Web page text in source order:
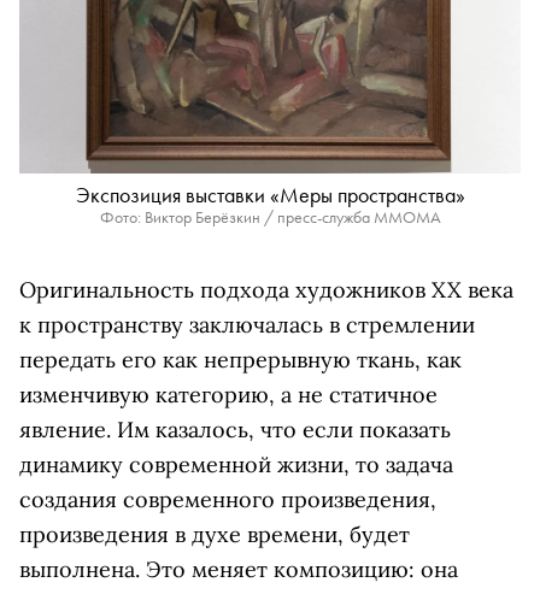
Экспозиция выставки «Меры пространства»
Фото: Виктор Берёзкин / пресс-служба ММОМА
Оригинальность подхода художников XX века
к пространству заключалась в стремлении
передать его как непрерывную ткань, как
изменчивую категорию, а не статичное
явление. Им казалось, что если показать
динамику современной жизни, то задача
создания современного произведения,
произведения в духе времени, будет
выполнена. Это меняет композицию: она